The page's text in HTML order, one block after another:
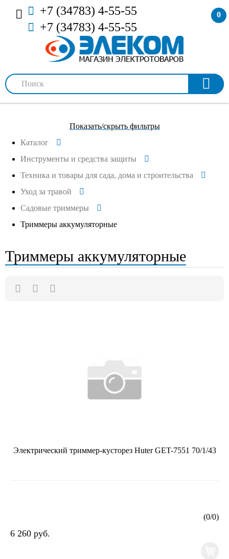
+7 (34783) 4-55-55
+7 (34783) 4-55-55
0
Показать/скрыть фильтры
Каталог
Инструменты и средства защиты
Техника и товары для сада, дома и строительства
Уход за травой
Садовые триммеры
Триммеры аккумуляторные
Триммеры аккумуляторные
Электрический триммер-кусторез Huter GET-7551 70/1/43
(0/0)
6 260 руб.